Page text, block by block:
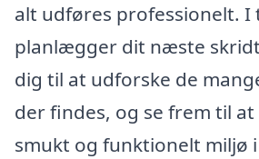
alt udføres professionelt. I
planlægger dit næste
dig til at udforske de
der findes, og se frem til at
smukt og funktionelt miljø